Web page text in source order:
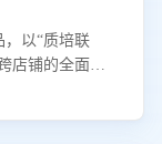
以“质培联
店铺的全面、